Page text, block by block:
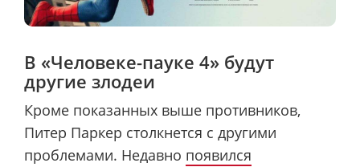
В «Человеке-пауке 4» будут
другие злодеи
Кроме показанных выше противников,
Питер Паркер столкнется с другими
проблемами. Недавно появился